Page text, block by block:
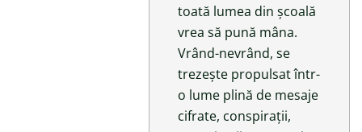
toată lumea din școală
vrea să pună mâna.
Vrând-nevrând, se
trezește propulsat într-
o lume plină de mesaje
cifrate, conspirații,